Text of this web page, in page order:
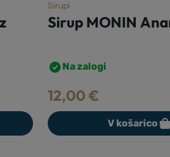
Sirupi
Sirup MONIN
Na zalogi
12,00 €
V košarico